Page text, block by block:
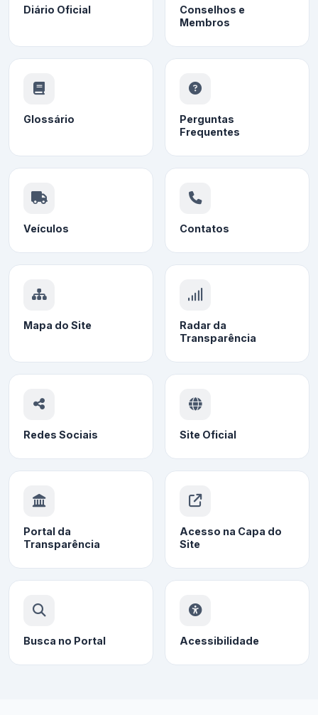
Diário Oficial
Conselhos e
Membros
Glossário
Perguntas
Frequentes
Veículos Contatos
Mapa do Site
Radar da
Transparência
Redes Sociais Site Oficial
Portal da
Transparência
Acesso na Capa do
Site
Busca no Portal Acessibilidade